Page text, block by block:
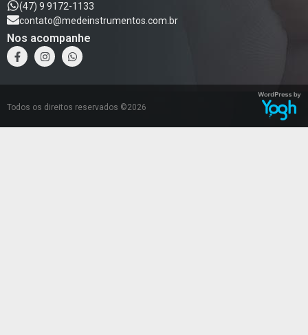
(47) 9 9172-1133
contato@medeinstrumentos.com.br
Nos acompanhe
Todos os direitos reservados ©2026